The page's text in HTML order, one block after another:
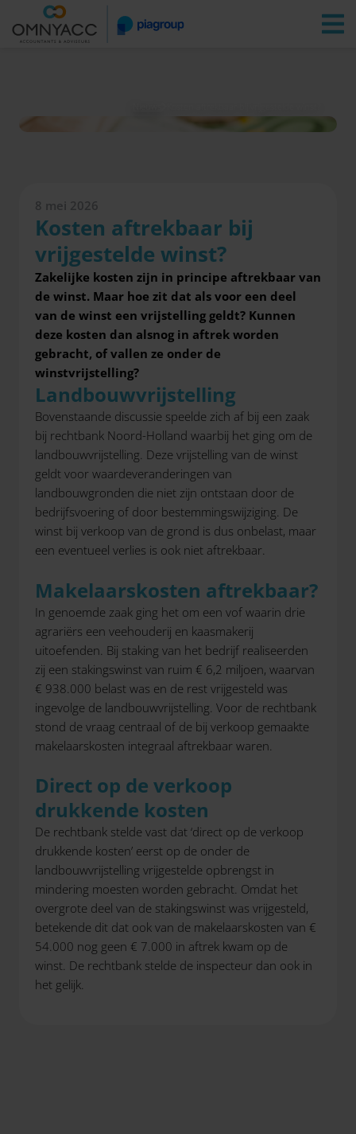
Vestigingen Zoeken
8 mei 2026
Kosten aftrekbaar bij
vrijgestelde winst?
Zakelijke kosten zijn in principe aftrekbaar van
de winst. Maar hoe zit dat als voor een deel
van de winst een vrijstelling geldt? Kunnen
deze kosten dan alsnog in aftrek worden
gebracht, of vallen ze onder de
winstvrijstelling?
Landbouwvrijstelling
Bovenstaande discussie speelde zich af bij een zaak
bij rechtbank Noord-Holland waarbij het ging om de
landbouwvrijstelling. Deze vrijstelling van de winst
geldt voor waardeveranderingen van
landbouwgronden die niet zijn ontstaan door de
bedrijfsvoering of door bestemmingswijziging. De
winst bij verkoop van de grond is dus onbelast, maar
een eventueel verlies is ook niet aftrekbaar.
Makelaarskosten aftrekbaar?
In genoemde zaak ging het om een vof waarin drie
agrariërs een veehouderij en kaasmakerij
uitoefenden. Bij staking van het bedrijf realiseerden
zij een stakingswinst van ruim € 6,2 miljoen, waarvan
€ 938.000 belast was en de rest vrijgesteld was
ingevolge de landbouwvrijstelling. Voor de rechtbank
stond de vraag centraal of de bij verkoop gemaakte
makelaarskosten integraal aftrekbaar waren.
Direct op de verkoop
drukkende kosten
De rechtbank stelde vast dat ‘direct op de verkoop
drukkende kosten’ eerst op de onder de
landbouwvrijstelling vrijgestelde opbrengst in
mindering moesten worden gebracht. Omdat het
overgrote deel van de stakingswinst was vrijgesteld,
betekende dit dat ook van de makelaarskosten van €
54.000 nog geen € 7.000 in aftrek kwam op de
winst. De rechtbank stelde de inspecteur dan ook in
het gelijk.